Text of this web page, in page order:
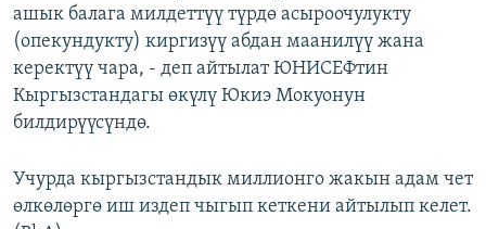
ашык балага милдеттүү түрдө асыроочулукту
(опекундукту) киргизүү абдан маанилүү жана
керектүү чара, - деп айтылат ЮНИСЕФтин
Кыргызстандагы өкүлү Юкиэ Мокуонун
билдирүүсүндө.
Учурда кыргызстандык миллионго жакын адам чет
өлкөлөргө иш издеп чыгып кеткени айтылып келет.